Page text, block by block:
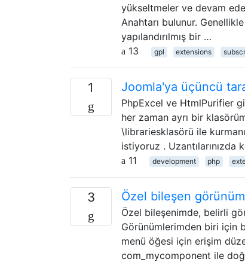
yükseltmeler ve devam
Anahtarı bulunur.
yapılandırılmış bir …
13
gpl extensions
1 Joomla'ya üçüncü
PhpExcel ve HtmlPurifier
her zaman ayrı bir
\librariesklasörü ile
istiyoruz . Uzantılarınızda
11
development php
3 Özel bileşen
Özel bileşenimde, belirli
Görünümlerimden biri için
menü öğesi için erişim
com_mycomponent ile